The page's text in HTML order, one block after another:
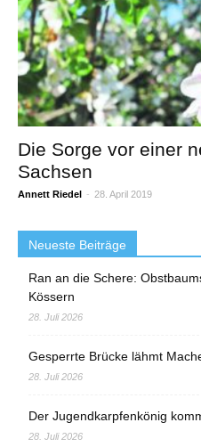
Die Sorge vor einer
Sachsen
Annett Riedel - 28. April 2019
Neueste Beiträge
Ran an die Schere:
Kössern
28. Juli 2026
Gesperrte Brücke lähmt
28. Juli 2026
Der Jugendkarpfenkönig
28. Juli 2026